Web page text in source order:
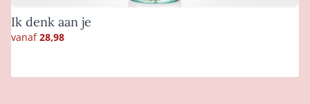
Ik denk aan je
vanaf28,98